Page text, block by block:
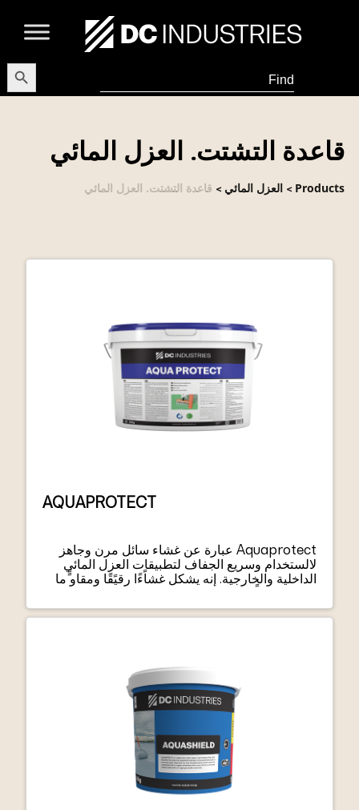
Search
for:
Button
قاعدة التشتت. العزل المائي
Products
> العزل المائي > قاعدة التشتت. العزل المائي
AQUAPROTECT
Aquaprotect عبارة عن غشاء سائل مرن وجاهز
لالستخدام وسريع الجفاف لتطبيقات العزل المائي
الداخلية والخارجية. إنه يشكل غشاًءًا رقيًقًا ومقاو ًًما
من القماش في األرضية أو التجاويف أو الزوايا ويربط
مباشرة بمجموعة واسعة من الركائز.